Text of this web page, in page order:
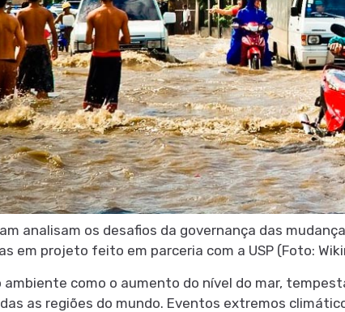
analisam os desafios da governança das
em projeto feito em parceria com a USP (Foto:
como o aumento do nível do mar,
as regiões do mundo. Eventos extremos